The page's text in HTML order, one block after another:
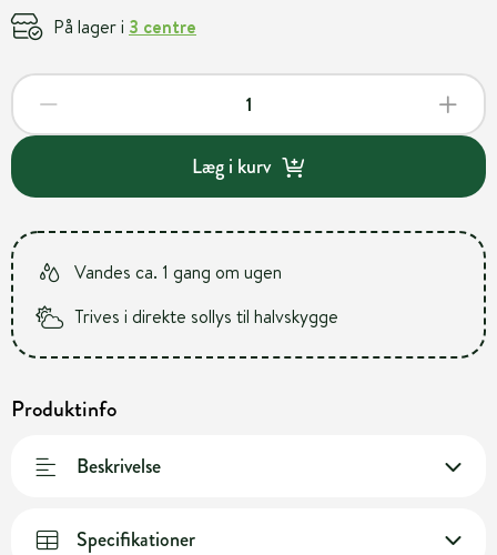
På lager i 3 centre
Læg i kurv
Vandes ca. 1 gang om ugen
Trives i direkte sollys til halvskygge
Produktinfo
Beskrivelse
Specifikationer